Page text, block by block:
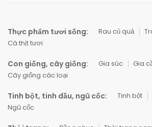
Thực phẩm tươi sống: Rau củ quả
Cá thịt tươi
Con giống, cây giống: Gia súc Gia
Cây giống các loại
Tinh bột, tinh dầu, ngũ cốc: Tinh bột
Ngũ cốc